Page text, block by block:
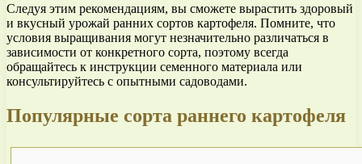
Следуя этим рекомендациям, вы сможете вырастить здоровый
и вкусный урожай ранних сортов картофеля. Помните, что
условия выращивания могут незначительно различаться в
зависимости от конкретного сорта, поэтому всегда
обращайтесь к инструкции семенного материала или
консультируйтесь с опытными садоводами.
Популярные сорта раннего картофеля